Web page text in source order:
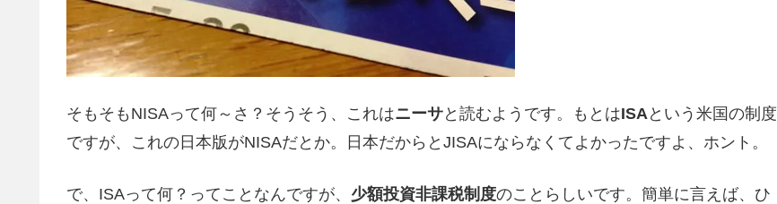
そもそもNISAって何～さ？そうそう、これはニーサと読むようです。もとはISAという米国の制度
ですが、これの日本版がNISAだとか。日本だからとJISAにならなくてよかったですよ、ホント。
で、ISAって何？ってことなんですが、 少額投資非課税制度のことらしいです。簡単に言えば、ひ